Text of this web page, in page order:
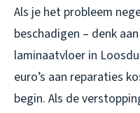
Als je het probleem
beschadigen – denk
laminaatvloer in
euro’s aan reparaties
begin. Als de